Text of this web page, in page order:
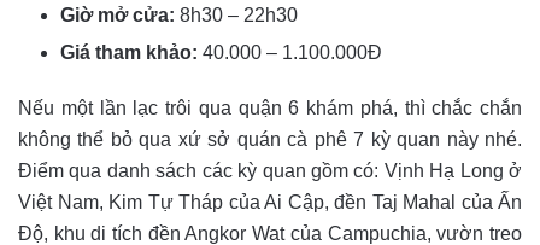
Giờ mở cửa: 8h30 – 22h30
Giá tham khảo: 40.000 – 1.100.000Đ
Nếu một lần lạc trôi qua quận 6 khám phá, thì chắc chắn
không thể bỏ qua xứ sở quán cà phê 7 kỳ quan này nhé.
Điểm qua danh sách các kỳ quan gồm có: Vịnh Hạ Long ở
Việt Nam, Kim Tự Tháp của Ai Cập, đền Taj Mahal của Ấn
Độ, khu di tích đền Angkor Wat của Campuchia, vườn treo